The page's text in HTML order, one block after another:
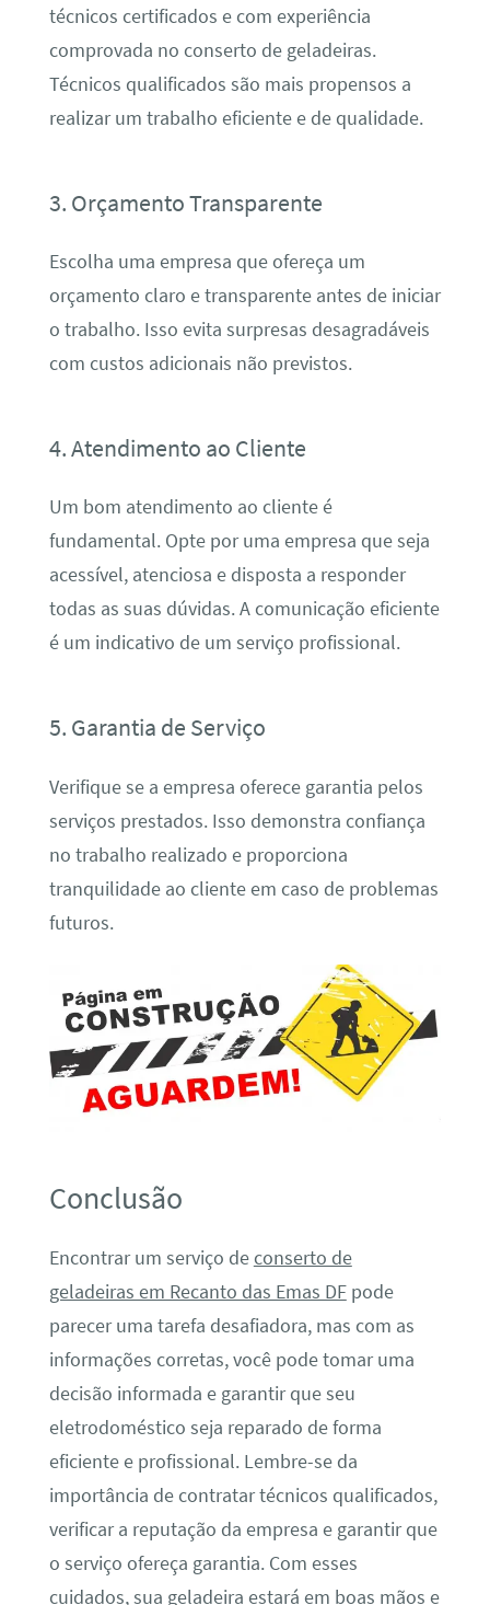
técnicos certificados e com experiência
comprovada no conserto de geladeiras.
Técnicos qualificados são mais propensos a
realizar um trabalho eficiente e de qualidade.
3. Orçamento Transparente
Escolha uma empresa que ofereça um
orçamento claro e transparente antes de iniciar
o trabalho. Isso evita surpresas desagradáveis
com custos adicionais não previstos.
4. Atendimento ao Cliente
Um bom atendimento ao cliente é
fundamental. Opte por uma empresa que seja
acessível, atenciosa e disposta a responder
todas as suas dúvidas. A comunicação eficiente
é um indicativo de um serviço profissional.
5. Garantia de Serviço
Verifique se a empresa oferece garantia pelos
serviços prestados. Isso demonstra confiança
no trabalho realizado e proporciona
tranquilidade ao cliente em caso de problemas
futuros.
Conclusão
Encontrar um serviço deconserto de
geladeiras em Recanto das Emas DFpode
parecer uma tarefa desafiadora, mas com as
informações corretas, você pode tomar uma
decisão informada e garantir que seu
eletrodoméstico seja reparado de forma
eficiente e profissional. Lembre-se da
importância de contratar técnicos qualificados,
verificar a reputação da empresa e garantir que
o serviço ofereça garantia. Com esses
cuidados, sua geladeira estará em boas mãos e